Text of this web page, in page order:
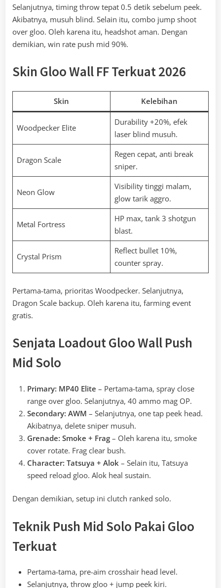
Selanjutnya, timing throw tepat 0.5 detik sebelum peek.
Akibatnya, musuh blind. Selain itu, combo jump shoot
over gloo. Oleh karena itu, headshot aman. Dengan
demikian, win rate push mid 90%.
Skin Gloo Wall FF Terkuat 2026
Skin Kelebihan
Woodpecker Elite
Durability +20%, efek
laser blind musuh.
Dragon Scale
Regen cepat, anti break
sniper.
Neon Glow
Visibility tinggi malam,
glow tarik aggro.
Metal Fortress
HP max, tank 3 shotgun
blast.
Crystal Prism
Reflect bullet 10%,
counter spray.
Pertama-tama, prioritas Woodpecker. Selanjutnya,
Dragon Scale backup. Oleh karena itu, farming event
gratis.
Senjata Loadout Gloo Wall Push
Mid Solo
Primary: MP40 Elite – Pertama-tama, spray close
range over gloo. Selanjutnya, 40 ammo mag OP.
Secondary: AWM – Selanjutnya, one tap peek head.
Akibatnya, delete sniper musuh.
Grenade: Smoke + Frag – Oleh karena itu, smoke
cover rotate. Frag clear bush.
Character: Tatsuya + Alok – Selain itu, Tatsuya
speed reload gloo. Alok heal sustain.
Dengan demikian, setup ini clutch ranked solo.
Teknik Push Mid Solo Pakai Gloo
Terkuat
Pertama-tama, pre-aim crosshair head level.
Selanjutnya, throw gloo + jump peek kiri.